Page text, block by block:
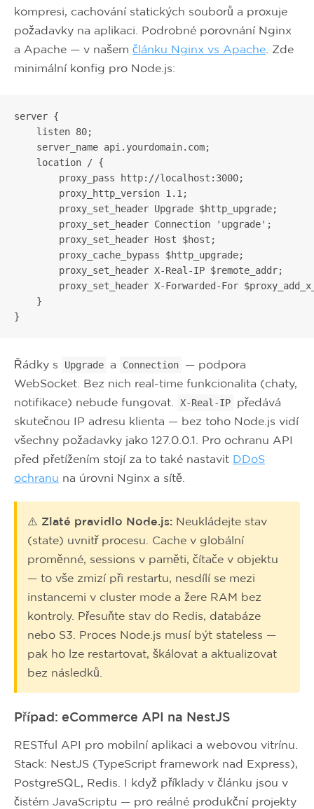
kompresi, cachování statických souborů a proxuje
požadavky na aplikaci. Podrobné porovnání Nginx
a Apache — v našem článku Nginx vs Apache . Zde
minimální konfig pro Node.js:
server {
    listen 80;
    server_name api.yourdomain.com;
    location / {
        proxy_pass http://localhost:3000;
        proxy_http_version 1.1;
        proxy_set_header Upgrade $http_upgrade;
        proxy_set_header Connection 'upgrade';
        proxy_set_header Host $host;
        proxy_cache_bypass $http_upgrade;
        proxy_set_header X-Real-IP $remote_addr;
proxy_set_header X-Forwarded-For
    }
}
Řádky s Upgrade a Connection
— podpora
WebSocket. Bez nich real-time funkcionalita (chaty,
notifikace) nebude fungovat.
X-Real-IP
předává
skutečnou IP adresu klienta — bez toho Node.js vidí
všechny požadavky jako 127.0.0.1. Pro ochranu API
před přetížením stojí za to také nastavit DDoS
ochranu na úrovni Nginx a sítě.
⚠️ Zlaté pravidlo Node.js: Neukládejte stav
(state) uvnitř procesu. Cache v globální
proměnné, sessions v paměti, čítače v objektu
— to vše zmizí při restartu, nesdílí se mezi
instancemi v cluster mode a žere RAM bez
kontroly. Přesuňte stav do Redis, databáze
nebo S3. Proces Node.js musí být stateless —
pak ho lze restartovat, škálovat a aktualizovat
bez následků.
Případ: eCommerce API na NestJS
RESTful API pro mobilní aplikaci a webovou vitrínu.
Stack: NestJS (TypeScript framework nad Express),
PostgreSQL, Redis. I když příklady v článku jsou v
čistém JavaScriptu — pro reálné produkční projekty